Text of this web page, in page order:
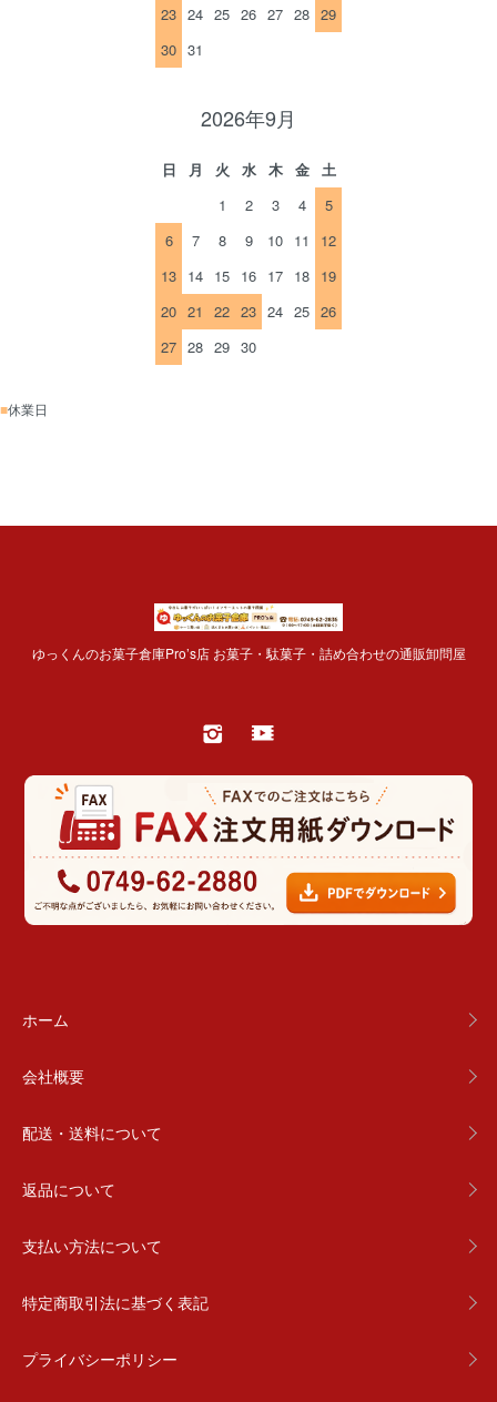
23 24 25 26 27 28 29
30 31
2026年9月
日 月 火 水 木 金
土
1
2 3 4
5
6
7 8 9 10 11
12
13 14 15 16 17 18 19
20 21 22 23 24 25 26
27 28 29 30
■休業日
ゆっくんのお菓子倉庫Pro’s店 お菓子・駄菓子・詰め合わせの通販卸問屋
ホーム
会社概要
配送・送料について
返品について
支払い方法について
特定商取引法に基づく表記
プライバシーポリシー